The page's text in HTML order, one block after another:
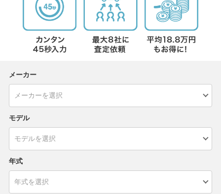
メーカー
モデル
年式